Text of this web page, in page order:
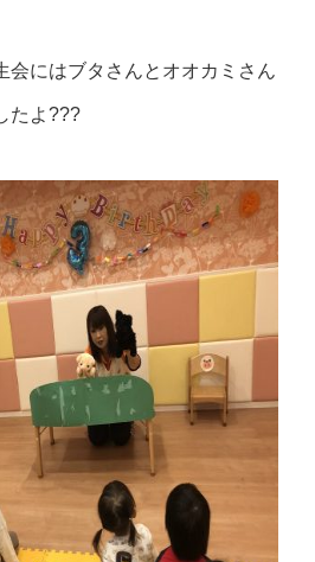
会にはブタさんとオオカミさん
たよ???